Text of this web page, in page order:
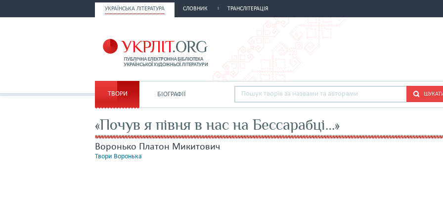
УКРАЇНСЬКА ЛІТЕРАТУРА СЛОВНИК ТРАНСЛІТЕРАЦІЯ
ТВОРИ БІОГРАФІЇ
«Почув я півня в нас на Бессарабці…»
Воронько Платон Микитович
Твори Воронька